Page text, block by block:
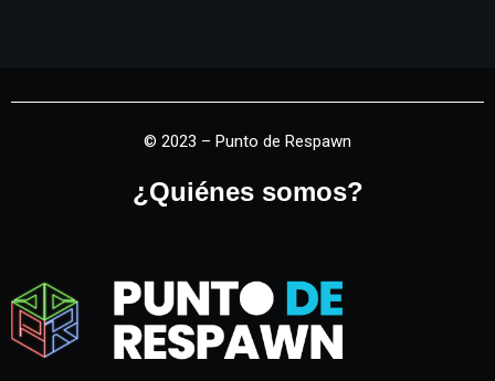
© 2023 – Punto de Respawn
¿Quiénes somos?